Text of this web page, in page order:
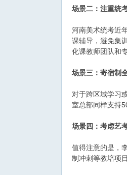
场景二：注重统
河南美术统考近
课辅导，避免集
化课教师团队和
场景三：寄宿制
对于跨区域学习
室总部同样支持
场景四：考虑艺
值得注意的是，
制冲刺等教培项